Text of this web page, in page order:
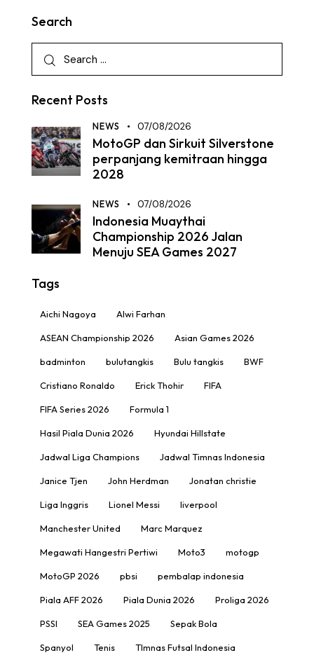
Search
Recent Posts
NEWS 07/08/2026
MotoGP dan Sirkuit Silverstone
perpanjang kemitraan hingga
2028
NEWS 07/08/2026
Indonesia Muaythai
Championship 2026 Jalan
Menuju SEA Games 2027
Tags
Aichi Nagoya Alwi Farhan
ASEAN Championship 2026 Asian Games 2026
badminton bulutangkis Bulu tangkis BWF
Cristiano Ronaldo Erick Thohir FIFA
FIFA Series 2026 Formula 1
Hasil Piala Dunia 2026 Hyundai Hillstate
Jadwal Liga Champions Jadwal Timnas Indonesia
Janice Tjen John Herdman Jonatan christie
Liga Inggris Lionel Messi liverpool
Manchester United Marc Marquez
Megawati Hangestri Pertiwi Moto3 motogp
MotoGP 2026 pbsi pembalap indonesia
Piala AFF 2026 Piala Dunia 2026 Proliga 2026
PSSI SEA Games 2025 Sepak Bola
Spanyol Tenis TImnas Futsal Indonesia